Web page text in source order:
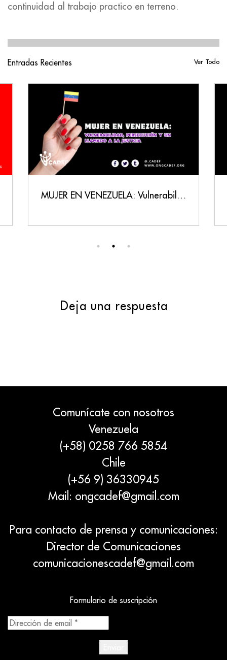
continuidad al trabajo practico en terreno.
Entradas Recientes Ver Todo
MUJER EN VENEZUELA: Vulnerabilidad, Persecución y un Llamado a la Justicia
Deja una respuesta
Comunícate con nosotros
Venezuela
(+58) 0258 766 5854
Chile
(+56 9) 36330945
Mail: ongcadef@gmail.com
Para contacto de prensa y comunicaciones:
Director de Comunicaciones
comunicacionescadef@gmail.com
Formulario de suscripción
email
*